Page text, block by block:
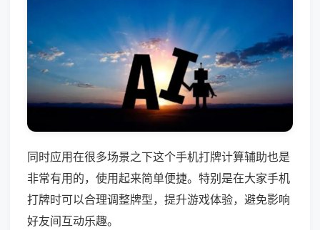
同时应用在很多场景之下这个手机打牌计算辅助也是
非常有用的，使用起来简单便捷。特别是在大家手机
打牌时可以合理调整牌型，提升游戏体验，避免影响
好友间互动乐趣。